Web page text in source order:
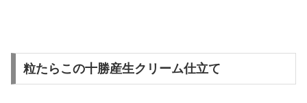
粒たらこの十勝産生クリーム仕立て